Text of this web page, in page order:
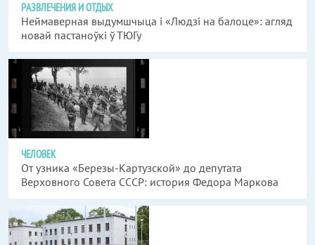
РАЗВЛЕЧЕНИЯ И ОТДЫХ
Неймаверная выдумшчыца і «Людзі на балоце»: агляд
новай пастаноўкі ў ТЮГу
ЧЕЛОВЕК
От узника «Березы-Картузской» до депутата
Верховного Совета СССР: история Федора Маркова